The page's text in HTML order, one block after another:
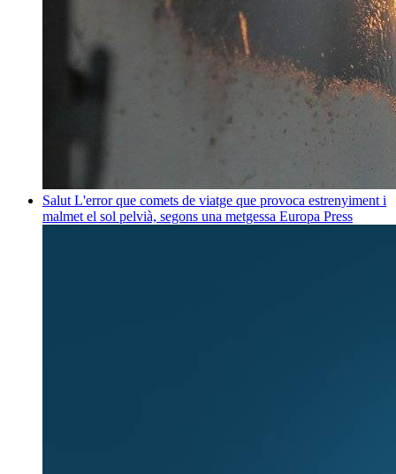
Salut L'error que comets de viatge que provoca estrenyiment i
malmet el sol pelvià, segons una metgessa Europa Press